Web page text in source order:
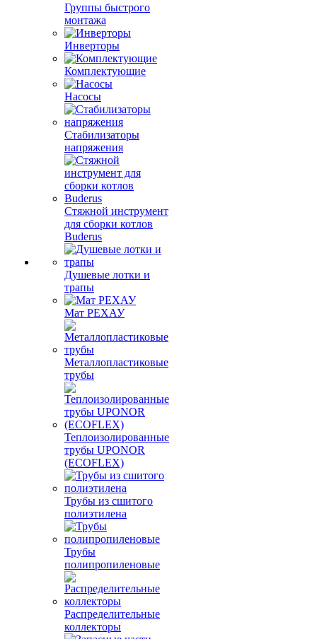
Группы быстрого
монтажа
Инверторы
Комплектующие
Насосы
Стабилизаторы
напряжения
Стяжной инструмент
для сборки котлов
Buderus
Душевые лотки и
трапы
Мат РЕХАУ
Металлопластиковые
трубы
Теплоизолированные
трубы UPONOR
(ECOFLEX)
Трубы из сшитого
полиэтилена
Трубы
полипропиленовые
Распределительные
коллекторы